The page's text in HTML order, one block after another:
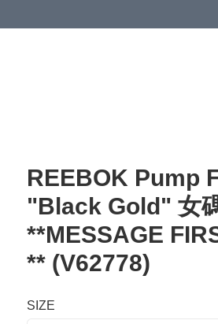
REEBOK Pump
"Black Gold" 女
**MESSAGE
** (V62778)
SIZE